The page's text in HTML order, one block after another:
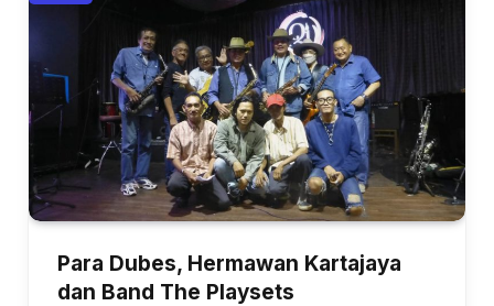
Para Dubes, Hermawan Kartajaya
dan Band The Playsets